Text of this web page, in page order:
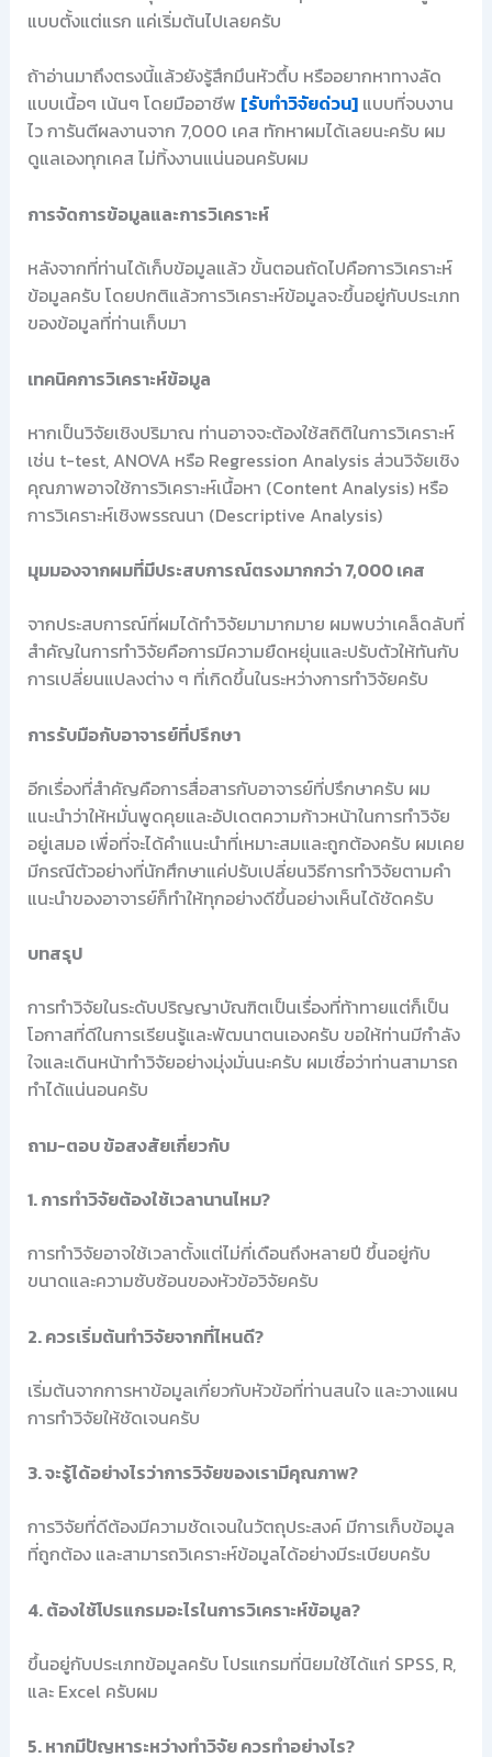
แบบตั้งแต่แรก แค่เริ่มต้นไปเลยครับ
ถ้าอ่านมาถึงตรงนี้แล้วยังรู้สึกมึนหัวตึ้บ หรืออยากหาทางลัด
แบบเนื้อๆ เน้นๆ โดยมืออาชีพ [รับทำวิจัยด่วน]แบบที่จบงาน
ไว การันตีผลงานจาก 7,000 เคส ทักหาผมได้เลยนะครับ ผม
ดูแลเองทุกเคส ไม่ทิ้งงานแน่นอนครับผม
การจัดการข้อมูลและการวิเคราะห์
หลังจากที่ท่านได้เก็บข้อมูลแล้ว ขั้นตอนถัดไปคือการวิเคราะห์
ข้อมูลครับ โดยปกติแล้วการวิเคราะห์ข้อมูลจะขึ้นอยู่กับประเภท
ของข้อมูลที่ท่านเก็บมา
เทคนิคการวิเคราะห์ข้อมูล
หากเป็นวิจัยเชิงปริมาณ ท่านอาจจะต้องใช้สถิติในการวิเคราะห์
เช่น t-test, ANOVA หรือ Regression Analysis ส่วนวิจัยเชิง
คุณภาพอาจใช้การวิเคราะห์เนื้อหา (Content Analysis) หรือ
การวิเคราะห์เชิงพรรณนา (Descriptive Analysis)
มุมมองจากผมที่มีประสบการณ์ตรงมากกว่า 7,000 เคส
จากประสบการณ์ที่ผมได้ทำวิจัยมามากมาย ผมพบว่าเคล็ดลับที่
สำคัญในการทำวิจัยคือการมีความยืดหยุ่นและปรับตัวให้ทันกับ
การเปลี่ยนแปลงต่าง ๆ ที่เกิดขึ้นในระหว่างการทำวิจัยครับ
การรับมือกับอาจารย์ที่ปรึกษา
อีกเรื่องที่สำคัญคือการสื่อสารกับอาจารย์ที่ปรึกษาครับ ผม
แนะนำว่าให้หมั่นพูดคุยและอัปเดตความก้าวหน้าในการทำวิจัย
อยู่เสมอ เพื่อที่จะได้คำแนะนำที่เหมาะสมและถูกต้องครับ ผมเคย
มีกรณีตัวอย่างที่นักศึกษาแค่ปรับเปลี่ยนวิธีการทำวิจัยตามคำ
แนะนำของอาจารย์ก็ทำให้ทุกอย่างดีขึ้นอย่างเห็นได้ชัดครับ
บทสรุป
การทำวิจัยในระดับปริญญาบัณฑิตเป็นเรื่องที่ท้าทายแต่ก็เป็น
โอกาสที่ดีในการเรียนรู้และพัฒนาตนเองครับ ขอให้ท่านมีกำลัง
ใจและเดินหน้าทำวิจัยอย่างมุ่งมั่นนะครับ ผมเชื่อว่าท่านสามารถ
ทำได้แน่นอนครับ
ถาม-ตอบ ข้อสงสัยเกี่ยวกับ
1. การทำวิจัยต้องใช้เวลานานไหม?
การทำวิจัยอาจใช้เวลาตั้งแต่ไม่กี่เดือนถึงหลายปี ขึ้นอยู่กับ
ขนาดและความซับซ้อนของหัวข้อวิจัยครับ
2. ควรเริ่มต้นทำวิจัยจากที่ไหนดี?
เริ่มต้นจากการหาข้อมูลเกี่ยวกับหัวข้อที่ท่านสนใจ และวางแผน
การทำวิจัยให้ชัดเจนครับ
3. จะรู้ได้อย่างไรว่าการวิจัยของเรามีคุณภาพ?
การวิจัยที่ดีต้องมีความชัดเจนในวัตถุประสงค์ มีการเก็บข้อมูล
ที่ถูกต้อง และสามารถวิเคราะห์ข้อมูลได้อย่างมีระเบียบครับ
4. ต้องใช้โปรแกรมอะไรในการวิเคราะห์ข้อมูล?
ขึ้นอยู่กับประเภทข้อมูลครับ โปรแกรมที่นิยมใช้ได้แก่ SPSS, R,
และ Excel ครับผม
5. หากมีปัญหาระหว่างทำวิจัย ควรทำอย่างไร?